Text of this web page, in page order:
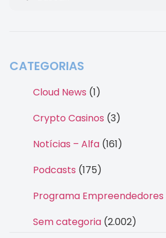
CATEGORIAS
Cloud News (1)
Crypto Casinos (3)
Notícias – Alfa (161)
Podcasts (175)
Programa Empreendedores
Sem categoria (2.002)